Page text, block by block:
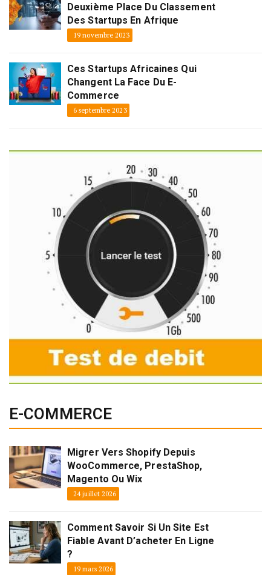
Deuxième Place Du Classement
Des Startups En Afrique
19 novembre 2023
Ces Startups Africaines Qui
Changent La Face Du E-
Commerce
6 septembre 2023
E-COMMERCE
Migrer Vers Shopify Depuis
WooCommerce, PrestaShop,
Magento Ou Wix
24 juillet 2026
Comment Savoir Si Un Site Est
Fiable Avant D’acheter En Ligne
?
19 mars 2026